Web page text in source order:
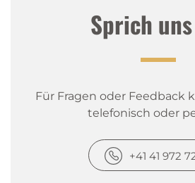
Sprich
Für Fragen oder Feedback
telefonisch oder
+41 41 972